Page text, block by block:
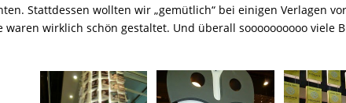
Stattdessen wollten wir „gemütlich“ bei einigen Verlagen
waren wirklich schön gestaltet. Und überall soooooooooo viele